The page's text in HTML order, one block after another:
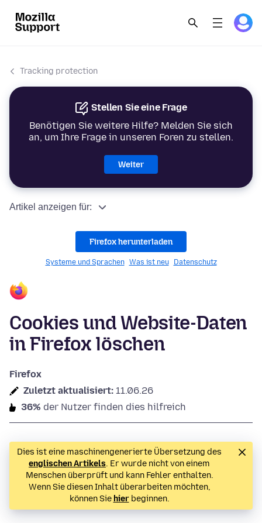
Tracking protection
Stellen Sie eine Frage
Benötigen Sie weitere Hilfe? Melden Sie sich
an, um Ihre Frage in unseren Foren zu stellen.
Weiter
Artikel anzeigen für:
Firefox herunterladen
Systeme und Sprachen Was ist neu Datenschutz
Cookies und Website-Daten
in Firefox löschen
Firefox
Zuletzt aktualisiert: 11.06.26
36% der Nutzer finden dies hilfreich
Dies ist eine maschinengenerierte Übersetzung des
englischen Artikels. Er wurde nicht von einem
Menschen überprüft und kann Fehler enthalten.
Wenn Sie diesen Inhalt überarbeiten möchten,
können Sie hierbeginnen.